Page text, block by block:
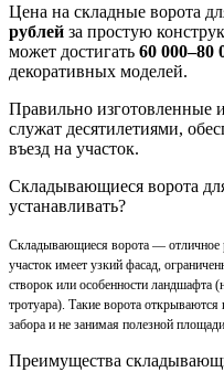
Цена на складные ворота
рублей за простую
может достигать 60 000–80
декоративных моделей.
Правильно изготовленные
служат десятилетиями,
въезд на участок.
Складывающиеся ворота
устанавливать?
Складывающиеся ворота — отличное
участок имеет узкий фасад,
створок или особенности ландшафта
тротуара). Такие ворота
забора и не занимая полезной
Преимущества